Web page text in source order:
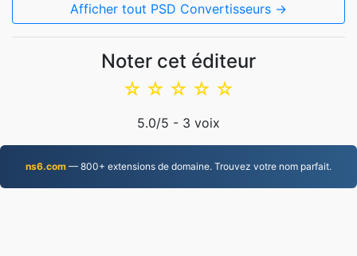
Afficher tout PSD Convertisseurs →
Noter cet éditeur
☆
☆
☆
☆
☆
5.0/5 - 3 voix
ns6.com — 800+ extensions de domaine. Trouvez votre nom parfait.